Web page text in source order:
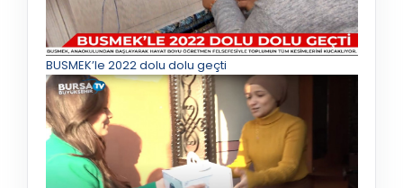
BUSMEK’le 2022 dolu dolu geçti